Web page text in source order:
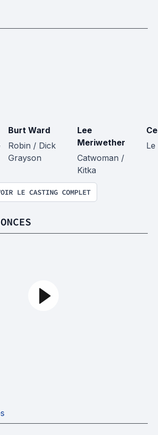
Burt Ward
Robin / Dick
Grayson
Lee
Meriwether
Catwoman /
Kitka
LE CASTING COMPLET